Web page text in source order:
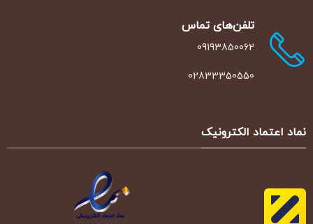
تلفن‌‌های تماس
09193850062
02833350550
نماد اعتماد الکترونیک